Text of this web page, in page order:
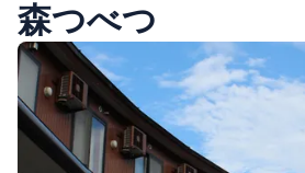
森つべつ